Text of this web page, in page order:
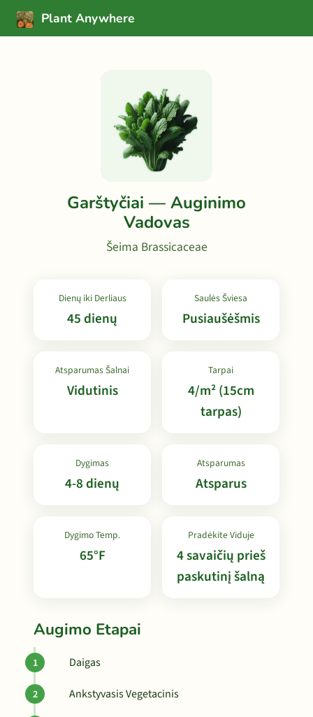
Plant Anywhere
Garštyčiai — Auginimo
Vadovas
Šeima Brassicaceae
Dienų iki Derliaus
45 dienų
Saulės Šviesa
Pusiaušėšmis
Atsparumas Šalnai
Vidutinis
Tarpai
4/m² (15cm
tarpas)
Dygimas
4-8 dienų
Atsparumas
Atsparus
Dygimo Temp.
65°F
Pradėkite Viduje
4 savaičių prieš
paskutinį šalną
Augimo Etapai
Daigas
Ankstyvasis Vegetacinis